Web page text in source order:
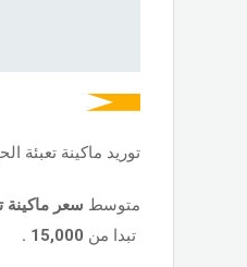
توريد ماكينة تعبئة
متوسط سعر ماكينة
تبدا من 15,000 .